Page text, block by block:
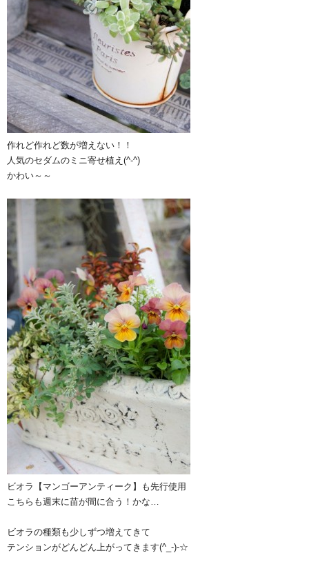
作れど作れど数が増えない！！
人気のセダムのミニ寄せ植え(^-^)
かわい～～
ビオラ【マンゴーアンティーク】も先行使用
こちらも週末に苗が間に合う！かな…
ビオラの種類も少しずつ増えてきて
テンションがどんどん上がってきます(^_-)-☆